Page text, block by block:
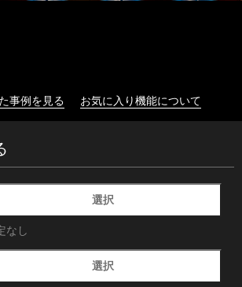
事例を見る お気に入り機能について
選択
なし
選択